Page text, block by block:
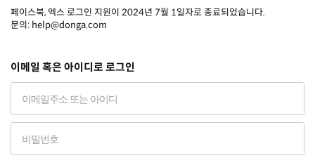
페이스북, 엑스 로그인 지원이 2024년 7월 1일자로 종료되었습니다.
문의: help@donga.com
이메일 혹은 아이디로 로그인